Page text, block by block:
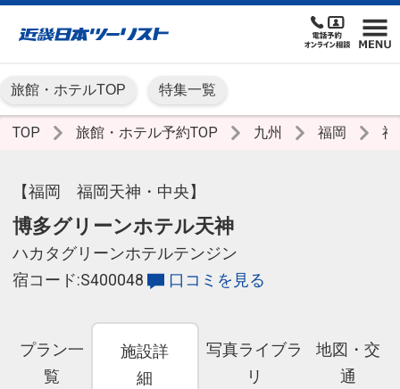
旅館・ホテルTOP 特集一覧
TOP 旅館・ホテル予約TOP 九州 福岡
【福岡 福岡天神・中央】
博多グリーンホテル天神
ハカタグリーンホテルテンジン
宿コード:S400048
口コミを見る
プラン一
覧
施設詳
細
写真ライブラ
リ
地図・交
通